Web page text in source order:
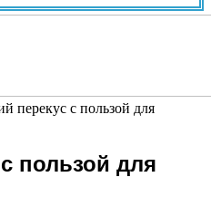
перекус с пользой для
пользой для